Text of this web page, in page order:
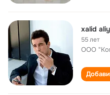
xalid
55 лет
ООО